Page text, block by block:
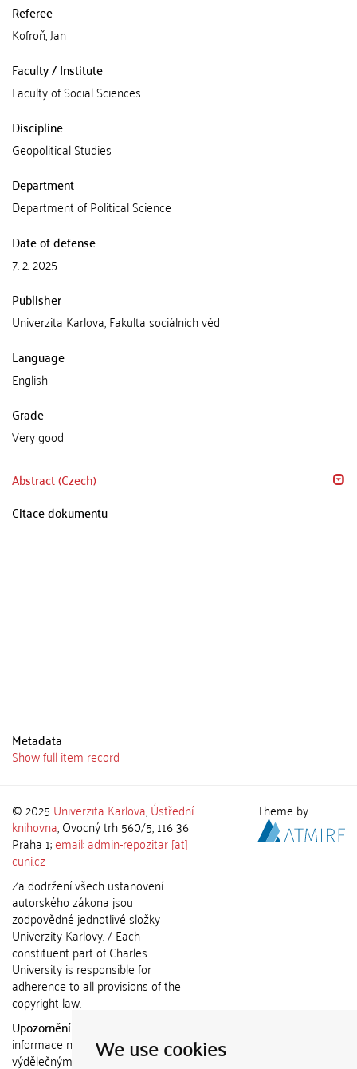
We use cookies
Referee
Kofroň, Jan
Faculty / Institute
Faculty of Social Sciences
Discipline
Geopolitical Studies
Department
Department of Political Science
Date of defense
7. 2. 2025
Publisher
Univerzita Karlova, Fakulta sociálních věd
Language
English
Grade
Very good
Abstract (Czech)
Citace dokumentu
Metadata
Show full item record
© 2025 Univerzita Karlova,Ústřední
knihovna, Ovocný trh 560/5, 116 36
Praha 1;email: admin-repozitar [at]
cuni.cz
Za dodržení všech ustanovení
autorského zákona jsou
zodpovědné jednotlivé složky
Univerzity Karlovy. / Each
constituent part of Charles
University is responsible for
adherence to all provisions of the
copyright law.
Upozornění / Notice:
informace nemohou být použity k
výdělečným účelům nebo vydávány
Theme by